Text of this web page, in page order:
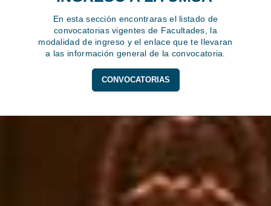
En esta sección encontraras el listado de
convocatorias vigentes de Facultades, la
modalidad de ingreso y el enlace que te llevaran
a las información general de la convocatoria.
CONVOCATORIAS